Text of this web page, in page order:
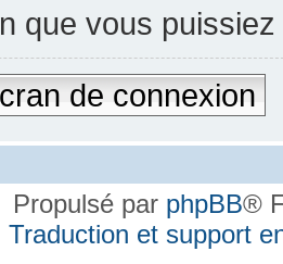
que vous
de connexion
Propulsé par phpBB®
Traduction et support